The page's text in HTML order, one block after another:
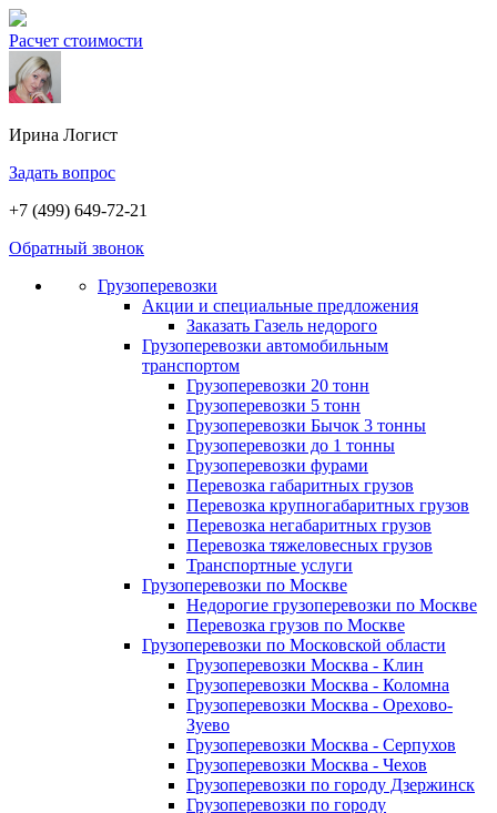
Расчет стоимости
Ирина Логист
Задать вопрос
+7 (499) 649-72-21
Обратный звонок
Грузоперевозки
Акции и специальные предложения
Заказать Газель недорого
Грузоперевозки автомобильным
транспортом
Грузоперевозки 20 тонн
Грузоперевозки 5 тонн
Грузоперевозки Бычок 3 тонны
Грузоперевозки до 1 тонны
Грузоперевозки фурами
Перевозка габаритных грузов
Перевозка крупногабаритных грузов
Перевозка негабаритных грузов
Перевозка тяжеловесных грузов
Транспортные услуги
Грузоперевозки по Москве
Недорогие грузоперевозки по Москве
Перевозка грузов по Москве
Грузоперевозки по Московской области
Грузоперевозки Москва - Клин
Грузоперевозки Москва - Коломна
Грузоперевозки Москва - Орехово-
Зуево
Грузоперевозки Москва - Серпухов
Грузоперевозки Москва - Чехов
Грузоперевозки по городу Дзержинск
Грузоперевозки по городу